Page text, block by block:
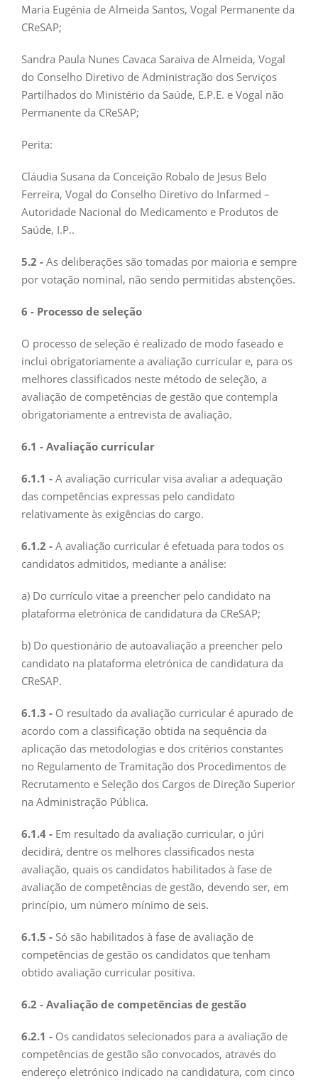
Maria Eugénia de Almeida Santos, Vogal Permanente da
CReSAP;
Sandra Paula Nunes Cavaca Saraiva de Almeida, Vogal
do Conselho Diretivo de Administração dos Serviços
Partilhados do Ministério da Saúde, E.P.E. e Vogal não
Permanente da CReSAP;
Perita:
Cláudia Susana da Conceição Robalo de Jesus Belo
Ferreira, Vogal do Conselho Diretivo do Infarmed –
Autoridade Nacional do Medicamento e Produtos de
Saúde, I.P..
5.2 - As deliberações são tomadas por maioria e sempre
por votação nominal, não sendo permitidas abstenções.
6 - Processo de seleção
O processo de seleção é realizado de modo faseado e
inclui obrigatoriamente a avaliação curricular e, para os
melhores classificados neste método de seleção, a
avaliação de competências de gestão que contempla
obrigatoriamente a entrevista de avaliação.
6.1 - Avaliação curricular
6.1.1 - A avaliação curricular visa avaliar a adequação
das competências expressas pelo candidato
relativamente às exigências do cargo.
6.1.2 - A avaliação curricular é efetuada para todos os
candidatos admitidos, mediante a análise:
a) Do currículo vitae a preencher pelo candidato na
plataforma eletrónica de candidatura da CReSAP;
b) Do questionário de autoavaliação a preencher pelo
candidato na plataforma eletrónica de candidatura da
CReSAP.
6.1.3 - O resultado da avaliação curricular é apurado de
acordo com a classificação obtida na sequência da
aplicação das metodologias e dos critérios constantes
no Regulamento de Tramitação dos Procedimentos de
Recrutamento e Seleção dos Cargos de Direção Superior
na Administração Pública.
6.1.4 - Em resultado da avaliação curricular, o júri
decidirá, dentre os melhores classificados nesta
avaliação, quais os candidatos habilitados à fase de
avaliação de competências de gestão, devendo ser, em
princípio, um número mínimo de seis.
6.1.5 - Só são habilitados à fase de avaliação de
competências de gestão os candidatos que tenham
obtido avaliação curricular positiva.
6.2 - Avaliação de competências de gestão
6.2.1 - Os candidatos selecionados para a avaliação de
competências de gestão são convocados, através do
endereço eletrónico indicado na candidatura, com cinco